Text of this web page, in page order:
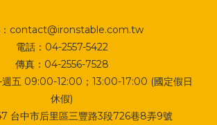
：contact@ironstable.com.tw
電話：04-2557-5422
傳真：04-2556-7528
週五 09:00-12:00；13:00-17:00 (國定假日
休假)
台中市后里區三豐路3段726巷8弄9號